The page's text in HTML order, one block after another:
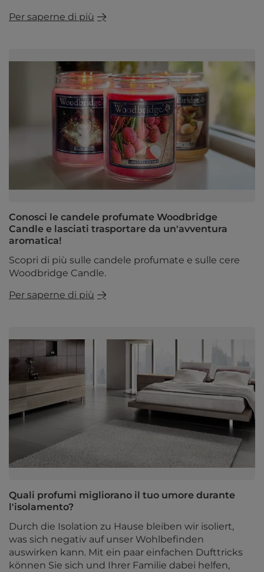
Per saperne di più
Conosci le candele profumate Woodbridge
Candle e lasciati trasportare da un'avventura
aromatica!
Scopri di più sulle candele profumate e sulle cere
Woodbridge Candle.
Per saperne di più
Quali profumi migliorano il tuo umore durante
l'isolamento?
Durch die Isolation zu Hause bleiben wir isoliert,
was sich negativ auf unser Wohlbefinden
auswirken kann. Mit ein paar einfachen Dufttricks
können Sie sich und Ihrer Familie dabei helfen,